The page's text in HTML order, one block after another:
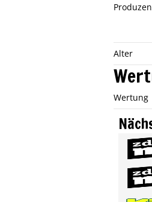
Alter
Wertung